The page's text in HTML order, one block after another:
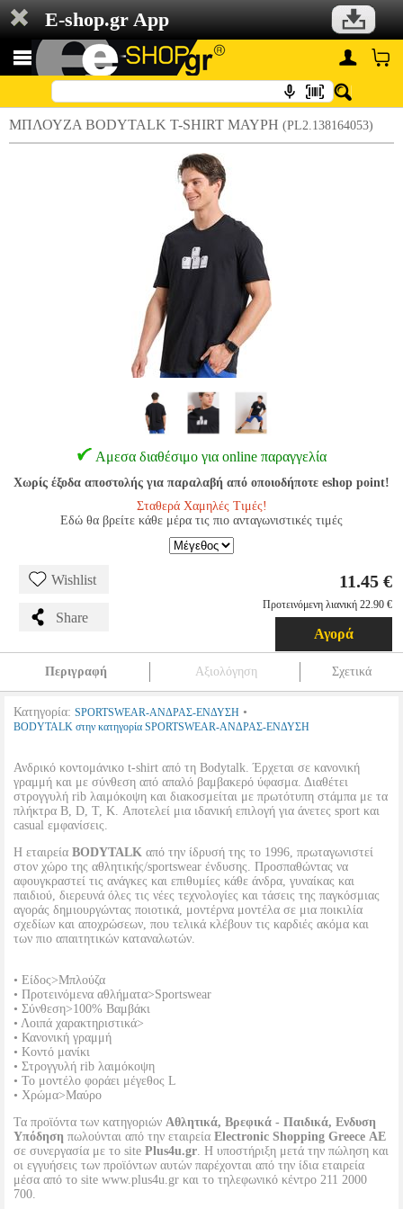
E-shop.gr App
ΜΠΛΟΥΖΑ BODYTALK T-SHIRT ΜΑΥΡΗ (PL2.138164053)
Αμεσα διαθέσιμο για online παραγγελία
Χωρίς έξοδα αποστολής για παραλαβή από οποιοδήποτε eshop point!
Σταθερά Χαμηλές Τιμές!
Εδώ θα βρείτε κάθε μέρα τις πιο ανταγωνιστικές τιμές
Wishlist
Share
11.45 €
Προτεινόμενη λιανική 22.90 €
Αγορά
Περιγραφή Αξιολόγηση Σχετικά
Κατηγορία: SPORTSWEAR-ΑΝΔΡΑΣ-ΕΝΔΥΣΗ •
BODYTALK στην κατηγορία SPORTSWEAR-ΑΝΔΡΑΣ-ΕΝΔΥΣΗ
Ανδρικό κοντομάνικο t-shirt από τη Bodytalk. Έρχεται σε κανονική
γραμμή και με σύνθεση από απαλό βαμβακερό ύφασμα. Διαθέτει
στρογγυλή rib λαιμόκοψη και διακοσμείται με πρωτότυπη στάμπα με τα
πλήκτρα B, D, T, K. Αποτελεί μια ιδανική επιλογή για άνετες sport και
casual εμφανίσεις.
Η εταιρεία BODYTALK από την ίδρυσή της το 1996, πρωταγωνιστεί
στον χώρο της αθλητικής/sportswear ένδυσης. Προσπαθώντας να
αφουγκραστεί τις ανάγκες και επιθυμίες κάθε άνδρα, γυναίκας και
παιδιού, διερευνά όλες τις νέες τεχνολογίες και τάσεις της παγκόσμιας
αγοράς δημιουργώντας ποιοτικά, μοντέρνα μοντέλα σε μια ποικιλία
σχεδίων και αποχρώσεων, που τελικά κλέβουν τις καρδιές ακόμα και
των πιο απαιτητικών καταναλωτών.
• Είδος>Μπλούζα
• Προτεινόμενα αθλήματα>Sportswear
• Σύνθεση>100% Βαμβάκι
• Λοιπά χαρακτηριστικά>
• Κανονική γραμμή
• Κοντό μανίκι
• Στρογγυλή rib λαιμόκοψη
• Το μοντέλο φοράει μέγεθος L
• Χρώμα>Μαύρο
Τα προϊόντα των κατηγοριών Αθλητικά, Βρεφικά - Παιδικά, Ενδυση
Υπόδηση πωλούνται από την εταιρεία Electronic Shopping Greece ΑΕ
σε συνεργασία με το site Plus4u.gr. Η υποστήριξη μετά την πώληση και
οι εγγυήσεις των προϊόντων αυτών παρέχονται από την ίδια εταιρεία
μέσα από το site www.plus4u.gr και το τηλεφωνικό κέντρο 211 2000
700.